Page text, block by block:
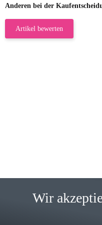
Anderen bei der
Artikel bewerten
Wir